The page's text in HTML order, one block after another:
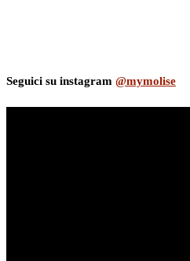
Seguici su instagram @mymolise